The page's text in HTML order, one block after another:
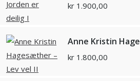
kr 1.900,00
Anne Kristin
kr 1.800,00